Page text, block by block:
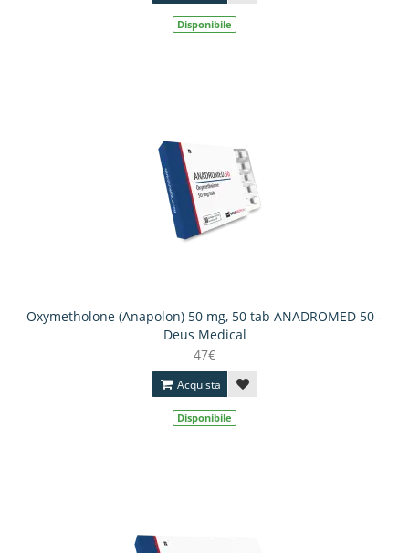
Disponibile
Oxymetholone (Anapolon) 50 mg, 50 tab ANADROMED 50 -
Deus Medical
47€
Acquista
Disponibile